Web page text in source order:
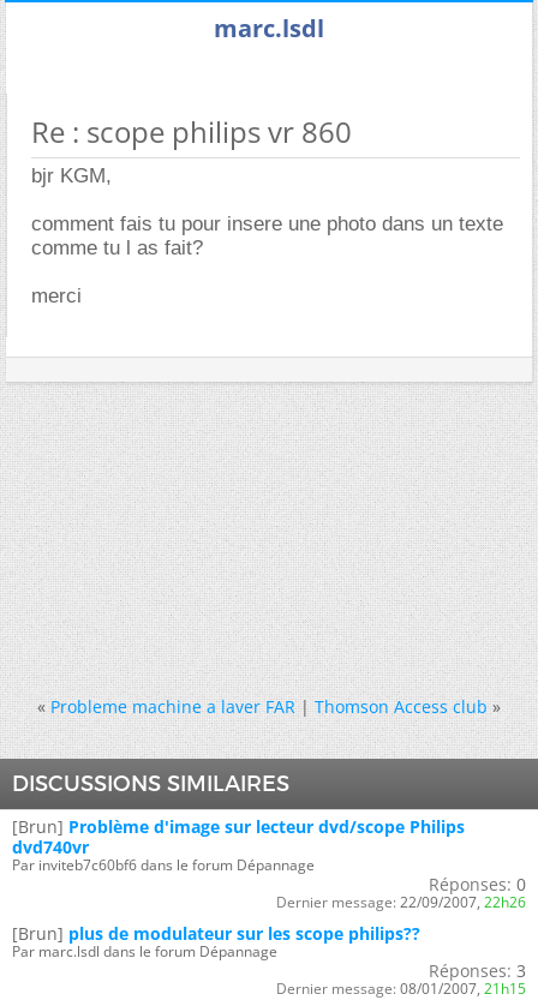
marc.lsdl
Re : scope philips vr 860
bjr KGM,
comment fais tu pour insere une photo dans un texte
comme tu l as fait?
merci
« Probleme machine a laver FAR|Thomson Access club »
DISCUSSIONS SIMILAIRES
[Brun] Problème d'image sur lecteur dvd/scope Philips
dvd740vr
Par inviteb7c60bf6 dans le forum Dépannage
Réponses: 0
Dernier message: 22/09/2007, 22h26
[Brun] plus de modulateur sur les scope philips??
Par marc.lsdl dans le forum Dépannage
Réponses: 3
Dernier message: 08/01/2007, 21h15